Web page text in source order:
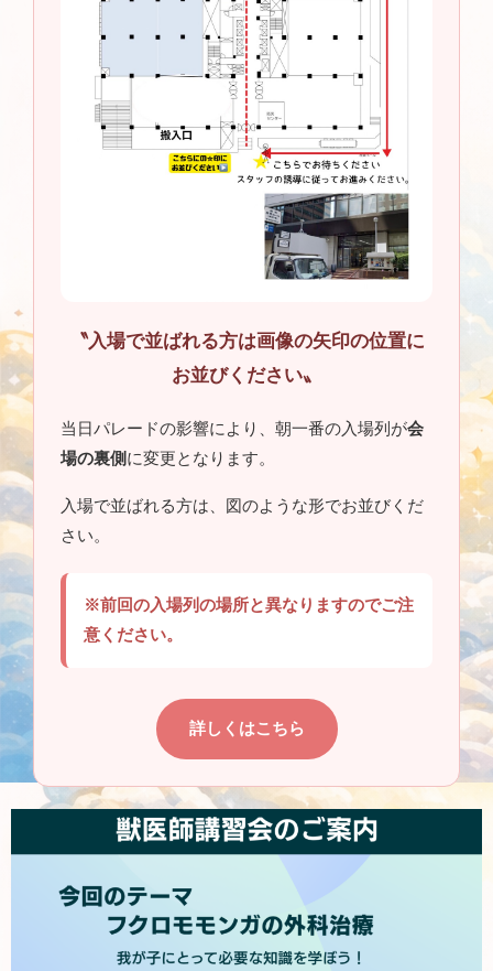
〝入場で並ばれる方は画像の矢印の位置に
お並びください〟
当日パレードの影響により、朝一番の入場列が会
場の裏側に変更となります。
入場で並ばれる方は、図のような形でお並びくだ
さい。
※前回の入場列の場所と異なりますのでご注
意ください。
詳しくはこちら